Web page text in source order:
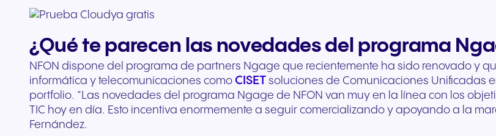
¿Qué te parecen las novedades del programa
NFON dispone del programa de partners Ngage que recientemente ha sido renovado y
informática y telecomunicaciones como CISET soluciones de Comunicaciones Unificadas
portfolio. “Las novedades del programa Ngage de NFON van muy en la línea con los
TIC hoy en día. Esto incentiva enormemente a seguir comercializando y apoyando a la
Fernández.